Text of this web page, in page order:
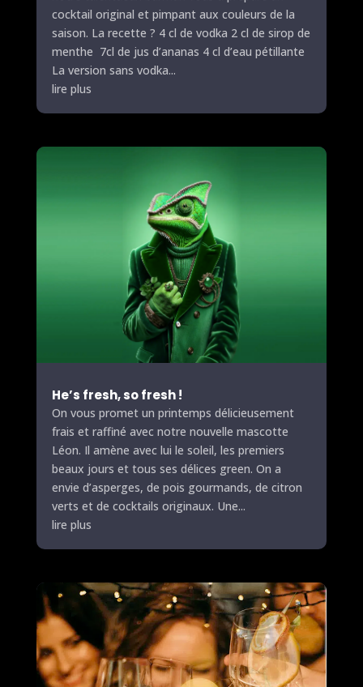
cocktail original et pimpant aux couleurs de la
saison. La recette ? 4 cl de vodka 2 cl de sirop de
menthe 7cl de jus d’ananas 4 cl d’eau pétillante
La version sans vodka...
lire plus
He’s fresh, so fresh !
On vous promet un printemps délicieusement
frais et raffiné avec notre nouvelle mascotte
Léon. Il amène avec lui le soleil, les premiers
beaux jours et tous ses délices green. On a
envie d’asperges, de pois gourmands, de citron
verts et de cocktails originaux. Une...
lire plus